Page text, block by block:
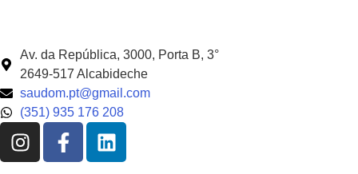
Av. da República, 3000, Porta B, 3°
2649-517 Alcabideche
saudom.pt@gmail.com
(351) 935 176 208